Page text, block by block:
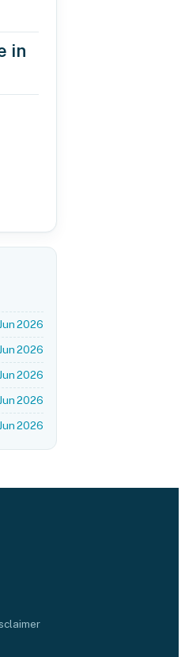
in
2026
2026
2026
2026
2026